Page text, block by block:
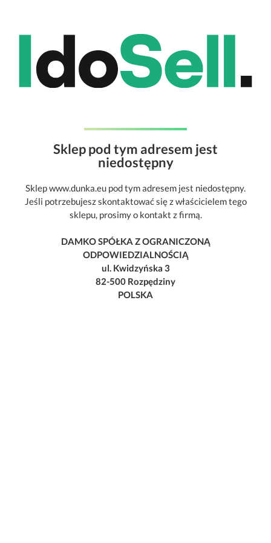
Sklep pod tym adresem jest
niedostępny
Sklep www.dunka.eu pod tym adresem jest niedostępny.
Jeśli potrzebujesz skontaktować się z właścicielem tego
sklepu, prosimy o kontakt z firmą.
DAMKO SPÓŁKA Z OGRANICZONĄ
ODPOWIEDZIALNOŚCIĄ
ul. Kwidzyńska 3
82-500 Rozpędziny
POLSKA